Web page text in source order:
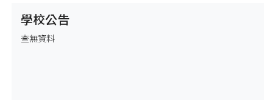
(五)17:00-1月19日(一)10:00將暫停服務
2025-12-31
因配合學校電力設備緊急維修作業，系統於115年1月2日
學校公告
查無資料